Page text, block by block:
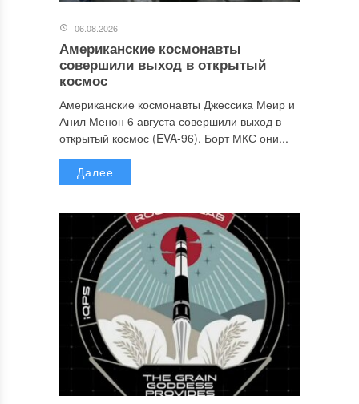
06.08.2026
Американские космонавты
совершили выход в открытый
космос
Американские космонавты Джессика Меир и
Анил Менон 6 августа совершили выход в
открытый космос (EVA-96). Борт МКС они...
Далее